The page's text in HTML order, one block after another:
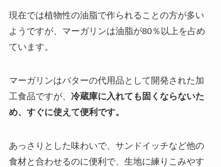
現在では植物性の油脂で作られることの方が多い
ようですが、マーガリンは油脂が80％以上を占め
ています。
マーガリンはバターの代用品として開発された加
工食品ですが、 冷蔵庫に入れても固くならないた
め、すぐに使えて便利です。
あっさりとした味わいで、サンドイッチなど他の
食材と合わせるのに便利で、生地に練りこみやす